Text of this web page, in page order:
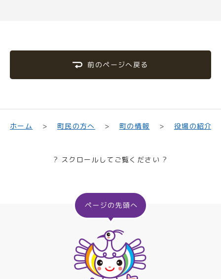
前のページへ戻る
ホーム 町民の方へ 町の情報 役場の紹介
? スクロールしてご覧ください ?